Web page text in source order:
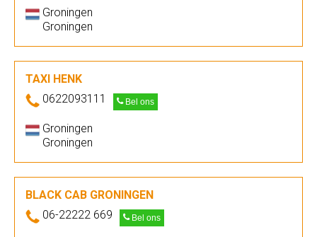
Groningen
Groningen
TAXI HENK
0622093111
Bel ons
Groningen
Groningen
BLACK CAB GRONINGEN
06-22222 669
Bel ons